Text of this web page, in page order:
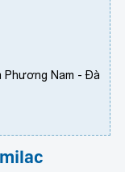
Phương Nam - Đà